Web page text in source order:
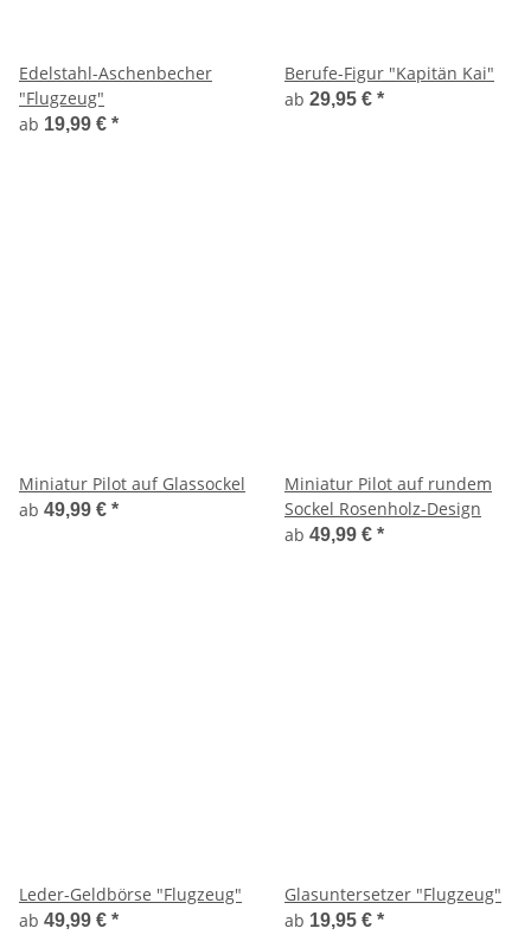
Edelstahl-Aschenbecher
"Flugzeug"
ab 19,99 € *
Berufe-Figur "Kapitän Kai"
ab 29,95 € *
Miniatur Pilot auf Glassockel
ab 49,99 € *
Miniatur Pilot auf rundem
Sockel Rosenholz-Design
ab 49,99 € *
Leder-Geldbörse "Flugzeug"
ab 49,99 € *
Glasuntersetzer "Flugzeug"
ab 19,95 € *